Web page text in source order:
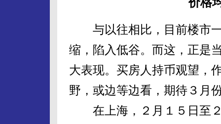
与以往相比，目前楼市一
缩，陷入低谷。而这，正是
大表现。买房人持币观望，
野，或边等边看，期待３月
在上海，２月１５日至２